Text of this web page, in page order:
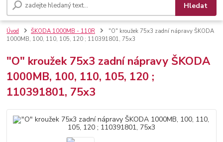
Hledat
Úvod ŠKODA 1000MB - 110R
"O" kroužek 75x3 zadní nápravy ŠKODA
1000MB, 100, 110, 105, 120 ; 110391801, 75x3
"O" kroužek 75x3 zadní nápravy ŠKODA
1000MB, 100, 110, 105, 120 ;
110391801, 75x3